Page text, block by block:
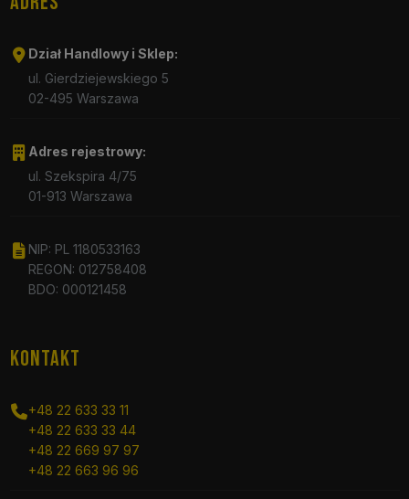
Dział Handlowy i Sklep:
ul. Gierdziejewskiego 5
02-495 Warszawa
Adres rejestrowy:
ul. Szekspira 4/75
01-913 Warszawa
NIP: PL 1180533163
REGON: 012758408
BDO: 000121458
KONTAKT
+48 22 633 33 11
+48 22 633 33 44
+48 22 669 97 97
+48 22 663 96 96